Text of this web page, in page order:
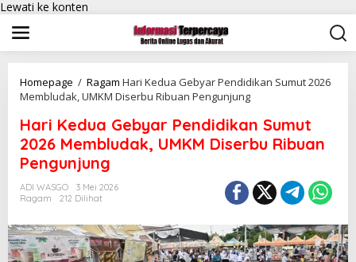
Lewati ke konten
Homepage / Ragam Hari Kedua Gebyar Pendidikan Sumut 2026
Membludak, UMKM Diserbu Ribuan Pengunjung
Hari Kedua Gebyar Pendidikan Sumut
2026 Membludak, UMKM Diserbu Ribuan
Pengunjung
ADI WASGO
3 Mei 2026
Ragam
212 Dilihat